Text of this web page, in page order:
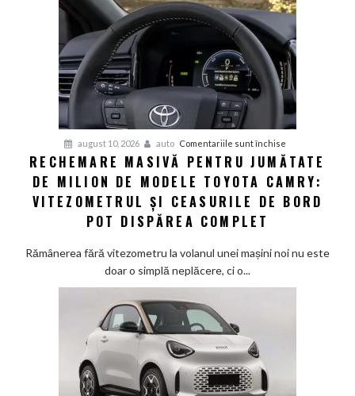
tehnologiile
V2G
și
V2L
să
salveze
România
de
o
criză
energetică
august 10, 2026 auto Comentariile sunt închise
Rechemare
masivă
pentru
RECHEMARE MASIVĂ PENTRU JUMĂTATE
DE MILION DE MODELE TOYOTA CAMRY:
VITEZOMETRUL ȘI CEASURILE DE BORD
POT DISPĂREA COMPLET
Rămânerea fără vitezometru la volanul unei mașini noi nu este
doar o simplă neplăcere, ci o...